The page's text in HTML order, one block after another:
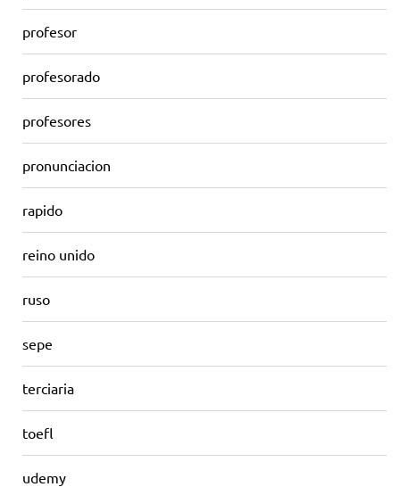
profesor
profesorado
profesores
pronunciacion
rapido
reino unido
ruso
sepe
terciaria
toefl
udemy